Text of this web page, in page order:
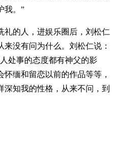
我。”
礼的人，进娱乐圈后，刘松仁
没有问为什么。刘松仁说：
处事的态度都有神父的影
缅和留恋以前的作品等等，
知我的性格，从来不问，到